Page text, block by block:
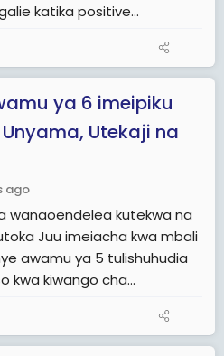
katika positive...
ya 6 imeipiku
Utekaji na
ago
wanaoendelea kutekwa na
Juu imeiacha kwa mbali
awamu ya 5 tulishuhudia
kwa kiwango cha...